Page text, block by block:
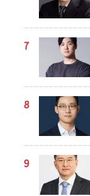
7
8
9